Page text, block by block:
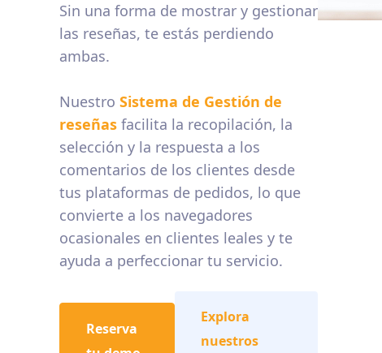
Sin una forma de mostrar y gestionar
las reseñas, te estás perdiendo
ambas.
Nuestro Sistema de Gestión de
reseñas facilita la recopilación, la
selección y la respuesta a los
comentarios de los clientes desde
tus plataformas de pedidos, lo que
convierte a los navegadores
ocasionales en clientes leales y te
ayuda a perfeccionar tu servicio.
Reserva
Explora
nuestros